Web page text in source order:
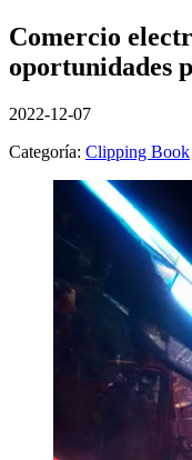
Comercio
oportunidades
2022-12-07
Categoría: Clipping Book